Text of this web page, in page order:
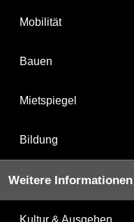
Mobilität
Bauen
Mietspiegel
Bildung
Weitere Informationen
Kultur & Ausgehen